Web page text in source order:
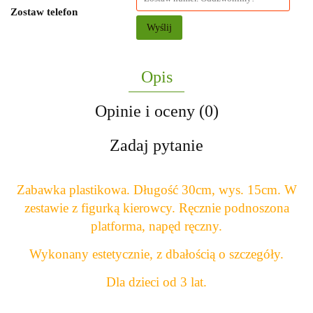
Zostaw telefon
Wyślij
Opis
Opinie i oceny (0)
Zadaj pytanie
Zabawka plastikowa. Długość 30cm, wys. 15cm. W
zestawie z figurką kierowcy. Ręcznie podnoszona
platforma, napęd ręczny.
Wykonany estetycznie, z dbałością o szczegóły.
Dla dzieci od 3 lat.